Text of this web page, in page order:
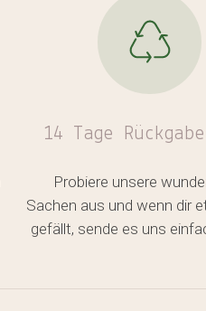
14 Tage
Probiere unsere
Sachen aus und wenn dir
gefällt, sende es uns